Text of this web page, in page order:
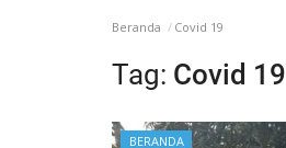
Beranda Covid 19
Tag: Covid 19
BERANDA